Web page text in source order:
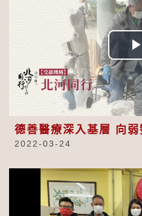
德善醫療深入基層 向
2022-03-24